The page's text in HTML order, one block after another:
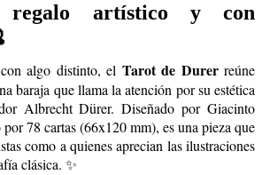
regalo artístico y con
algo distinto, el Tarot de Durerreúne
baraja que llama la atención por su estética
Albrecht Dürer. Diseñado por Giacinto
78 cartas (66x120 mm), es una pieza que
como a quienes aprecian las ilustraciones
clásica. ✨